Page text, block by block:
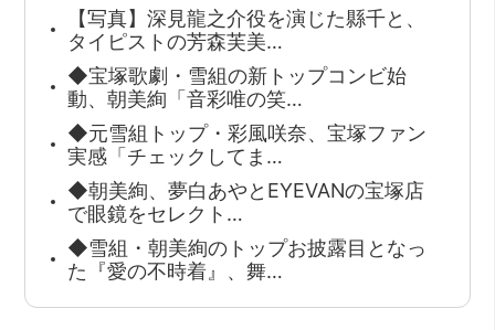
【写真】深見龍之介役を演じた縣千と、
タイピストの芳森芙美…
◆宝塚歌劇・雪組の新トップコンビ始
動、朝美絢「音彩唯の笑…
◆元雪組トップ・彩風咲奈、宝塚ファン
実感「チェックしてま…
◆朝美絢、夢白あやとEYEVANの宝塚店
で眼鏡をセレクト…
◆雪組・朝美絢のトップお披露目となっ
た『愛の不時着』、舞…